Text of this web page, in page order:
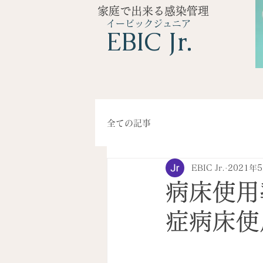
イービックジュニア
​EBIC Jr.
家庭で出来る感染管理
全ての記事
病床使
症病床
EBIC Jr. 2021年